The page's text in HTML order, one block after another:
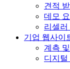
견적 받
데모
리셀러
기업 웹사이
계측
디지털